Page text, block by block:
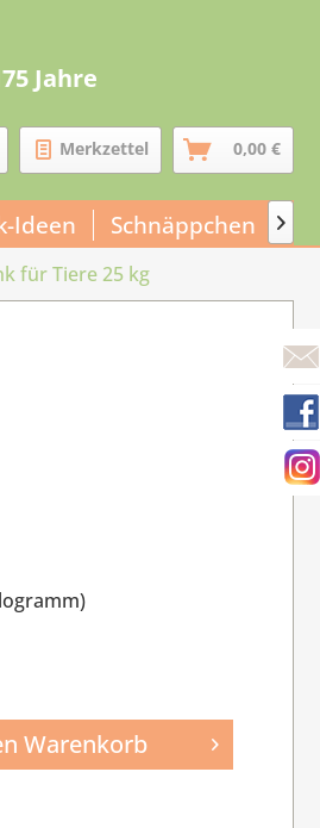
Jahre
Merkzettel 0,00 €
Ideen Schnäppchen 
für Tiere 25 kg
Warenkorb